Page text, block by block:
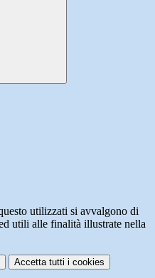
utilizzati si avvalgono di
utili alle finalità illustrate nella
Accetta tutti i cookies